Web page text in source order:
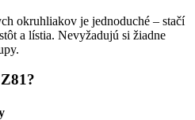
okruhliakov je jednoduché – stačí
a lístia. Nevyžadujú si žiadne